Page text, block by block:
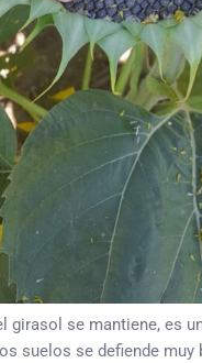
girasol se mantiene, es
suelos se defiende muy